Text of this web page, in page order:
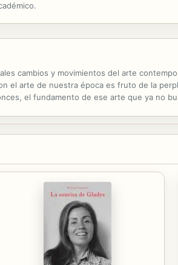
cambios y movimientos del arte
el arte de nuestra época es fruto de la
el fundamento de ese arte que ya no